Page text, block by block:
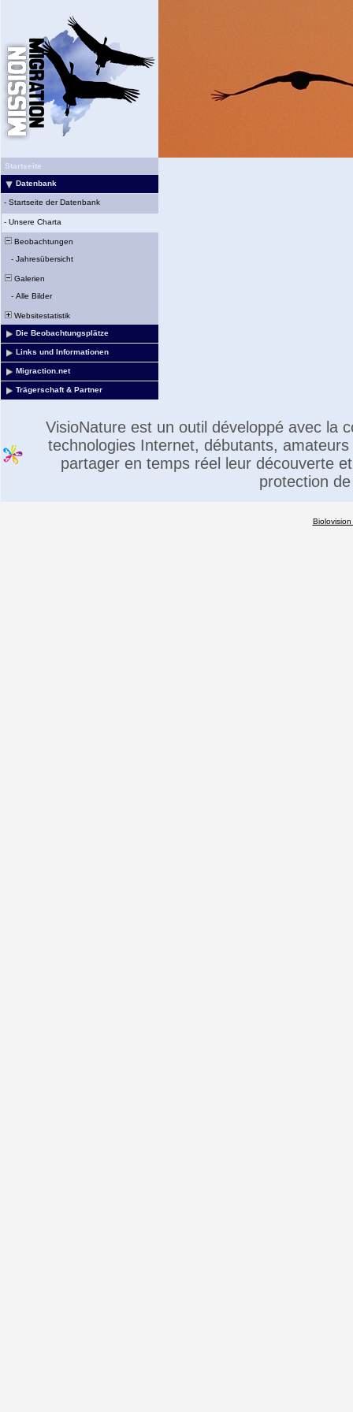
Startseite
Datenbank
- Startseite der Datenbank
- Unsere Charta
Beobachtungen
- Jahresübersicht
Galerien
- Alle Bilder
Websitestatistik
Die Beobachtungsplätze
Links und Informationen
Migraction.net
Trägerschaft & Partner
VisioNature est un outil développé avec la
technologies Internet, débutants,
partager en temps réel leur découverte
protection
Biolovision